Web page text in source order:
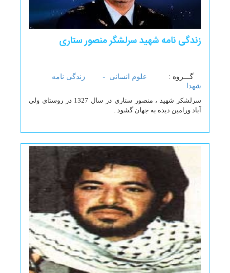
زندگی نامه شهید سرلشگر منصور ستاری
گـــروه : علوم انسانی -
زندگی نامه
شهدا
سرلشكر شهيد ، منصور ستاري در سال 1327 در روستاي ولي
آباد ورامين ديده به جهان گشود .